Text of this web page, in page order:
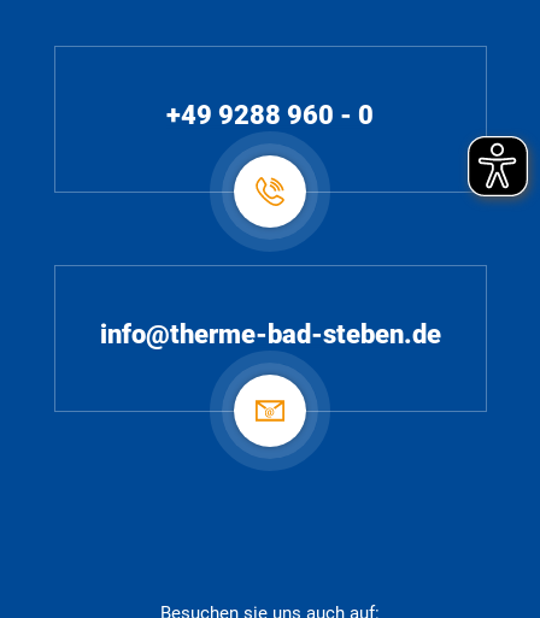
+49 9288 960 - 0
info@therme-bad-steben.de
Besuchen sie uns auch auf: